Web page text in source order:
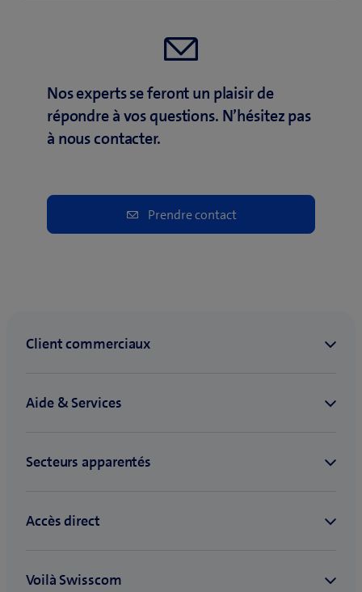
Nos experts se feront un plaisir de
répondre à vos questions. N’hésitez pas
à nous contacter.
Prendre contact